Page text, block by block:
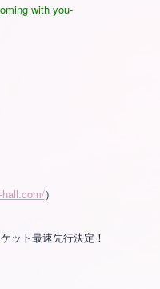
with you-
hall.com/）
ット最速先行決定！